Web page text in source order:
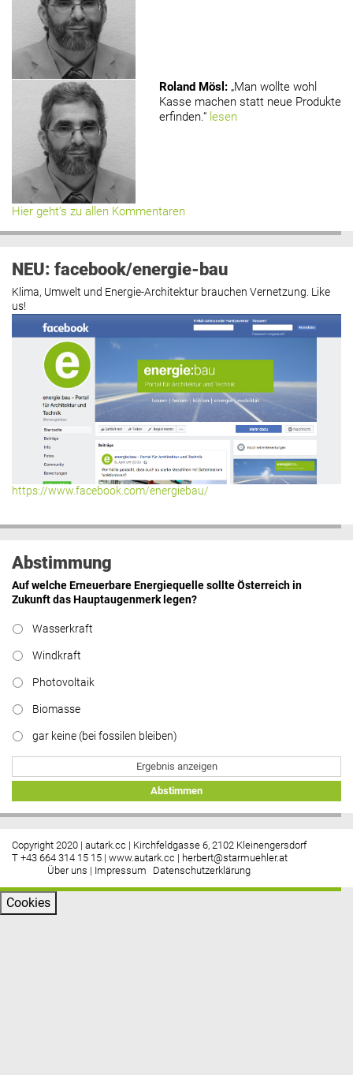
Roland Mösl : „Man wollte wohl
Kasse machen statt neue Produkte
erfinden.“ lesen
Hier geht’s zu allen Kommentaren
NEU: facebook/energie-bau
Klima, Umwelt und Energie-Architektur brauchen Vernetzung. Like
us!
https://www.facebook.com/energiebau/
Abstimmung
Auf welche Erneuerbare Energiequelle sollte Österreich in
Zukunft das Hauptaugenmerk legen?
Wasserkraft
Windkraft
Photovoltaik
Biomasse
gar keine (bei fossilen bleiben)
Ergebnis anzeigen
Abstimmen
Copyright 2020 | autark.cc | Kirchfeldgasse 6, 2102 Kleinengersdorf
T +43 664 314 15 15 | www.autark.cc | herbert@starmuehler.at
Über uns | Impressum Datenschutzerklärung
Cookies